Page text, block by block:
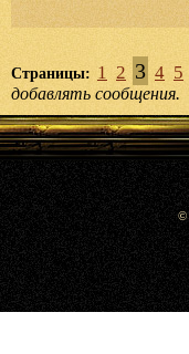
Страницы: 1 2 3 4 5
добавлять сообщения.
©